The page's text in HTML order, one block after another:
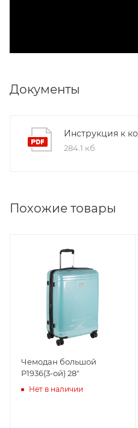
Документы
Инструкция к
284.1 кб
Похожие товары
Чемодан большой
Р1936(3-ой) 28"
Нет в наличии